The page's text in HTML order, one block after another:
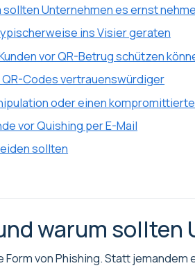
sollten Unternehmen es ernst
ins Visier geraten
vor QR-Betrug schützen
QR-Codes vertrauenswürdiger
oder einen
vor Quishing per E-Mail
sollten
warum sollten
von Phishing. Statt